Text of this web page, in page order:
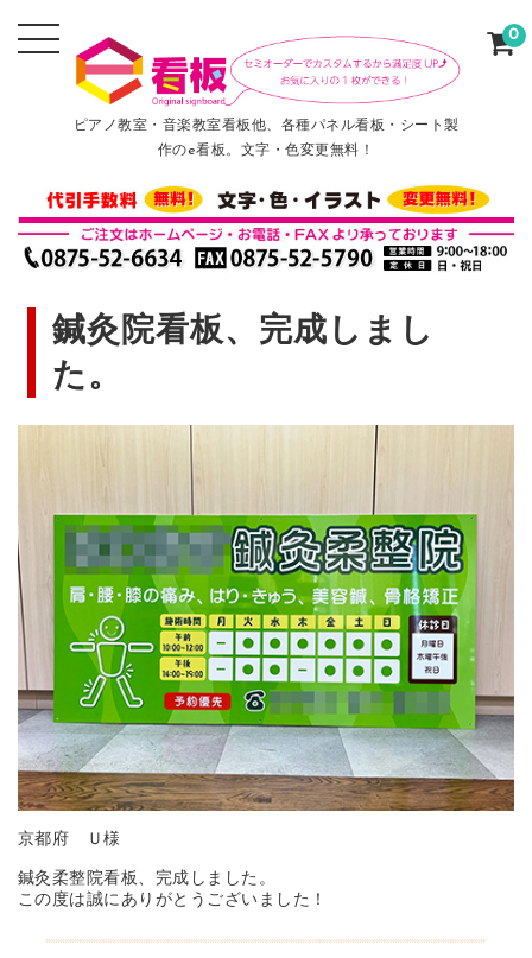
ピアノ教室・音楽教室看板他、各種パネル看板・シート製
作のe看板。文字・色変更無料！
0
鍼灸院看板、完成しまし
た。
京都府 Ｕ様
鍼灸柔整院看板、完成しました。
この度は誠にありがとうございました！